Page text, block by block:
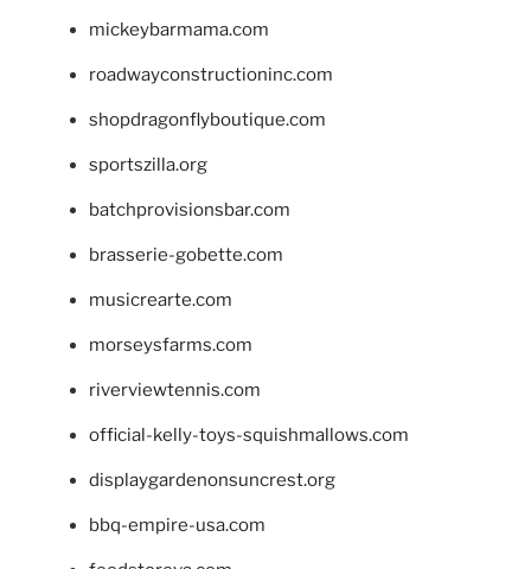
mickeybarmama.com
roadwayconstructioninc.com
shopdragonflyboutique.com
sportszilla.org
batchprovisionsbar.com
brasserie-gobette.com
musicrearte.com
morseysfarms.com
riverviewtennis.com
official-kelly-toys-squishmallows.com
displaygardenonsuncrest.org
bbq-empire-usa.com